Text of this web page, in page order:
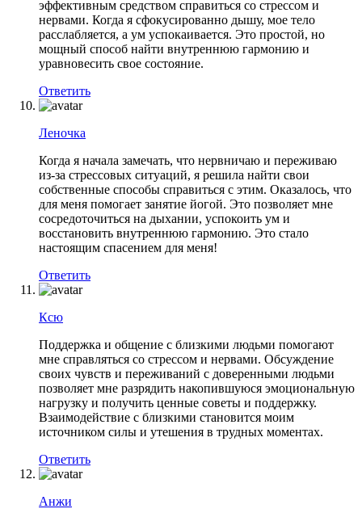
эффективным средством справиться со стрессом и
нервами. Когда я сфокусированно дышу, мое тело
расслабляется, а ум успокаивается. Это простой, но
мощный способ найти внутреннюю гармонию и
уравновесить свое состояние.
Ответить
Леночка
Когда я начала замечать, что нервничаю и переживаю
из-за стрессовых ситуаций, я решила найти свои
собственные способы справиться с этим. Оказалось, что
для меня помогает занятие йогой. Это позволяет мне
сосредоточиться на дыхании, успокоить ум и
восстановить внутреннюю гармонию. Это стало
настоящим спасением для меня!
Ответить
Ксю
Поддержка и общение с близкими людьми помогают
мне справляться со стрессом и нервами. Обсуждение
своих чувств и переживаний с доверенными людьми
позволяет мне разрядить накопившуюся эмоциональную
нагрузку и получить ценные советы и поддержку.
Взаимодействие с близкими становится моим
источником силы и утешения в трудных моментах.
Ответить
Анжи